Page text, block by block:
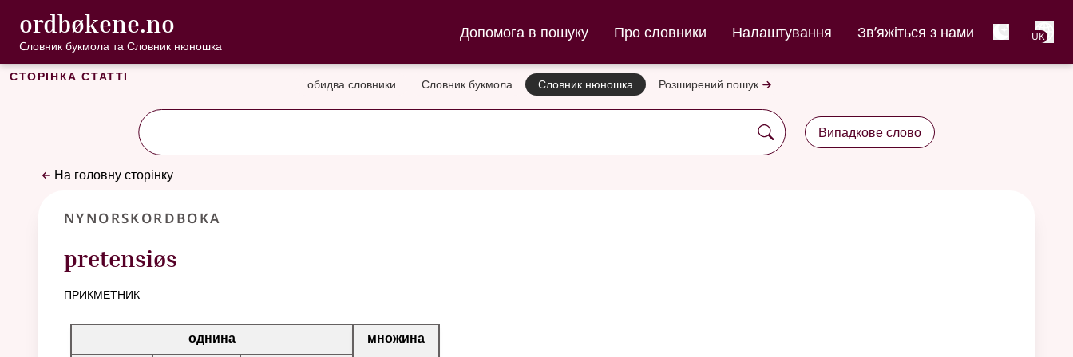
Перейти до основного вмісту
Доступність
ordbøkene.no , Cловник букмола та Словник нюношка
Cловник букмола та Словник нюношка
Допомога в пошуку Про словники Налаштування Зв’яжіться з нами UK
Сторінка статті обидва словники Словник букмола Словник нюношка Розширений пошук
Випадкове слово
На головну сторінку
Nynorskordboka
pretensiøs
прикметник
Таблиця відмінювання для цього прикметника
однина
множина